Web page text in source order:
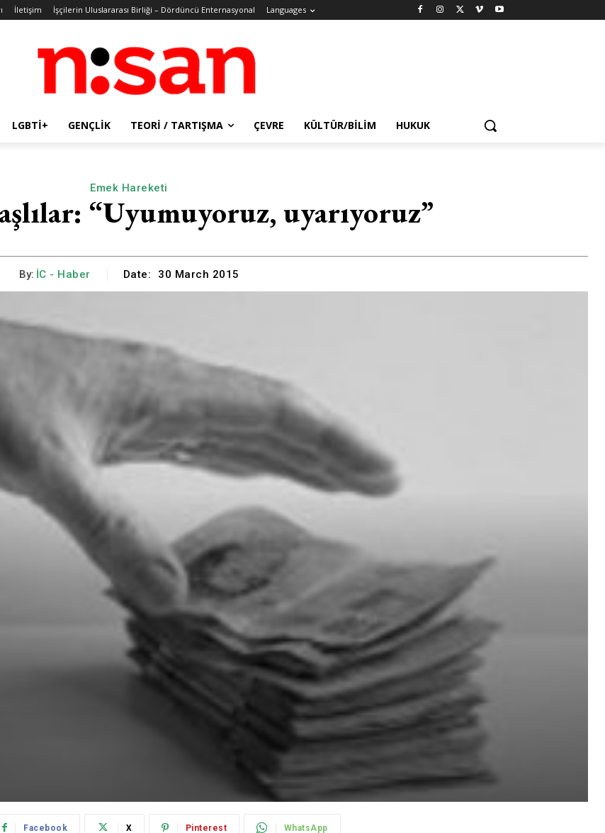
İletişim İşçilerin Uluslararası Birliği – Dördüncü Enternasyonal Languages
LGBTİ+ GENÇLIK TEORI / TARTIŞMA ÇEVRE KÜLTÜR/BILIM HUKUK
Emek Hareketi
“Uyumuyoruz, uyarıyoruz”
By: İC - Haber Date: 30 March 2015
Facebook X Pinterest WhatsApp